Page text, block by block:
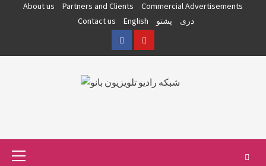
About us Partners and Clients
Commercial Advertisements
Contact us
English پشتو
دری
FacebookYouTube